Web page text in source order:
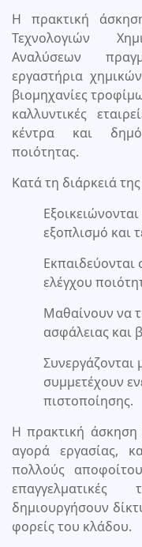
Η πρακτική
Τεχνολογιών
Αναλύσεων
εργαστήρια
βιομηχανίες
καλλυντικές
κέντρα και
ποιότητας.
Κατά τη διάρκειά
εξοπλισμό και
ελέγχου
Μαθαίνουν να
ασφάλειας και
Συνεργάζονται
συμμετέχουν
πιστοποίησης.
Η πρακτική άσκηση
αγορά εργασίας,
πολλούς
δημιουργήσουν
φορείς του κλάδου.